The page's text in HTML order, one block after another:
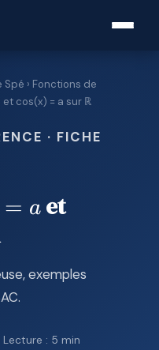
Spé › Fonctions de
et cos(x) = a sur ℝ
· FICHE
= a et\cos(x)
exemples
: 5 min